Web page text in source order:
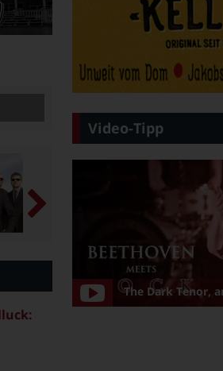
Video-Tipp
The Dark Tenor, am